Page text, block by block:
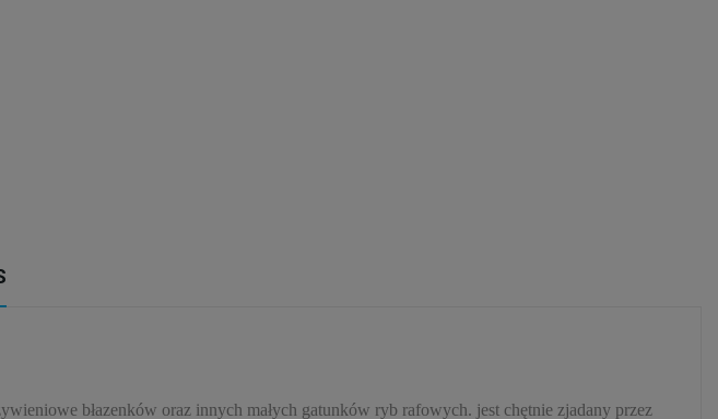
błazenków oraz innych małych gatunków ryb rafowych. jest chętnie zjadany przez